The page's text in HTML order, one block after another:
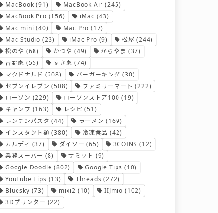
MacBook (91) MacBook Air (245)
MacBook Pro (156) iMac (43)
Mac mini (40) Mac Pro (17)
Mac Studio (23) iMac Pro (9) 松屋 (244)
松のや (68) かつや (49) からやま (37)
吉野家 (55) すき家 (74)
マクドナルド (208) バーガーキング (30)
セブンイレブン (508) ファミリーマート (222)
ローソン (229) ローソンストア100 (19)
キャンプ (163) レシピ (51)
レンチンパスタ (44) ラーメン (169)
インスタント麺 (380) 冷凍食品 (42)
カルディ (37) ダイソー (65) 3COINS (12)
業務スーパー (8) サミット (9)
Google Doodle (802) Google Tips (10)
YouTube Tips (13) Threads (272)
Bluesky (73) mixi2 (10) IIJmio (102)
3Dプリンター (22)